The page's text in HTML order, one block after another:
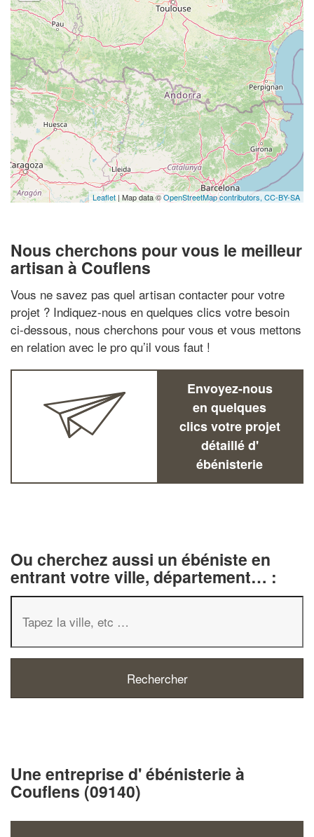
Leaflet | Map data ©OpenStreetMap contributors, CC-BY-SA
Nous cherchons pour vous le meilleur
artisan à Couflens
Vous ne savez pas quel artisan contacter pour votre
projet ? Indiquez-nous en quelques clics votre besoin
ci-dessous, nous cherchons pour vous et vous mettons
en relation avec le pro qu’il vous faut !
Envoyez-nous
en quelques
clics votre projet
détaillé d'
ébénisterie
Ou cherchez aussi un ébéniste en
entrant votre ville, département… :
Une entreprise d' ébénisterie à
Couflens (09140)Augmentez votre